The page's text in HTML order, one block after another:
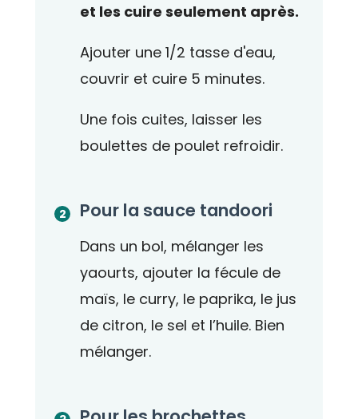
et les cuire seulement après.
Ajouter une 1/2 tasse d'eau,
couvrir et cuire 5 minutes.
Une fois cuites, laisser les
boulettes de poulet refroidir.
Pour la sauce tandoori
Dans un bol, mélanger les
yaourts, ajouter la fécule de
maïs, le curry, le paprika, le jus
de citron, le sel et l’huile. Bien
mélanger.